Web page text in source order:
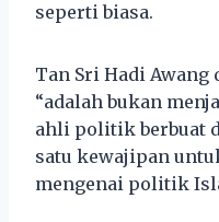
seperti biasa.
Tan Sri Hadi
“adalah bukan
ahli politik berbuat
satu kewajipan
mengenai politik